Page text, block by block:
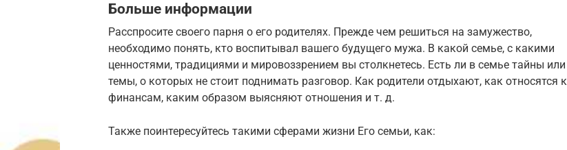
Больше информации
Расспросите своего парня о его родителях. Прежде чем решиться на замужество,
необходимо понять, кто воспитывал вашего будущего мужа. В какой семье, с какими
ценностями, традициями и мировоззрением вы столкнетесь. Есть ли в семье тайны или
темы, о которых не стоит поднимать разговор. Как родители отдыхают, как относятся к
финансам, каким образом выясняют отношения и т. д.
Также поинтересуйтесь такими сферами жизни Его семьи, как: